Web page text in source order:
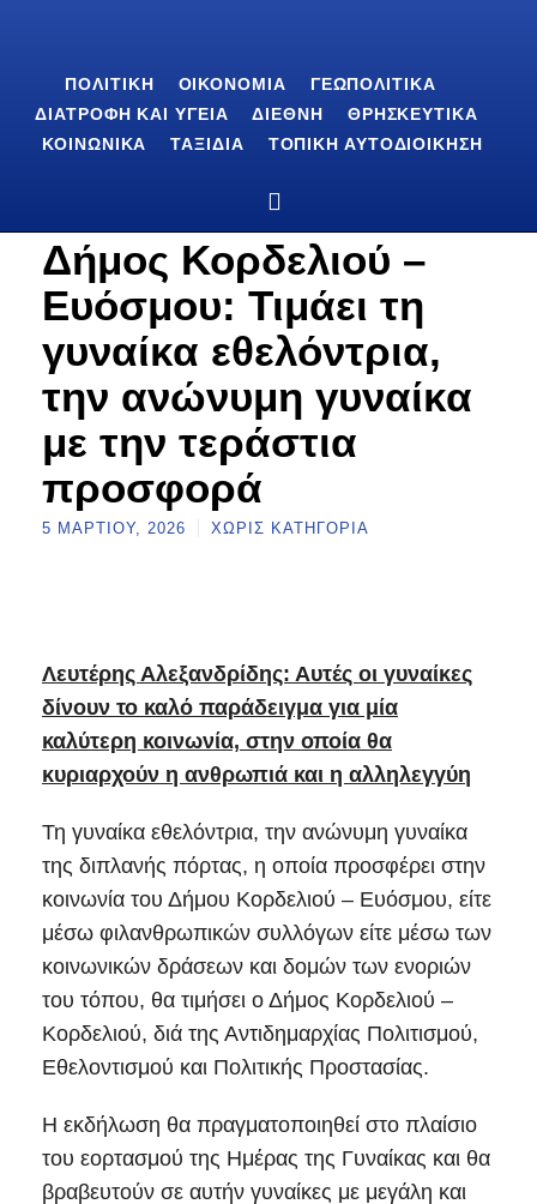
ΠΟΛΙΤΙΚΉ ΟΙΚΟΝΟΜΊΑ
ΓΕΩΠΟΛΙΤΙΚΆ
ΔΙΑΤΡΟΦΉ ΚΑΙ ΥΓΕΊΑ
ΔΙΕΘΝΉ
ΘΡΗΣΚΕΥΤΙΚΆ
ΚΟΙΝΩΝΙΚΆ
ΤΑΞΊΔΙΑ ΤΟΠΙΚΉ ΑΥΤΟΔΙΟΊΚΗΣΗ
Δήμος Κορδελιού –
Ευόσμου: Τιμάει τη
γυναίκα εθελόντρια,
την ανώνυμη γυναίκα
με την τεράστια
προσφορά
5 ΜΑΡΤΊΟΥ, 2026 ΧΩΡΊΣ ΚΑΤΗΓΟΡΊΑ
Λευτέρης Αλεξανδρίδης: Αυτές οι γυναίκες
δίνουν το καλό παράδειγμα για μία
καλύτερη κοινωνία, στην οποία θα
κυριαρχούν η ανθρωπιά και η αλληλεγγύη
Τη γυναίκα εθελόντρια, την ανώνυμη γυναίκα
της διπλανής πόρτας, η οποία προσφέρει στην
κοινωνία του Δήμου Κορδελιού – Ευόσμου, είτε
μέσω φιλανθρωπικών συλλόγων είτε μέσω των
κοινωνικών δράσεων και δομών των ενοριών
του τόπου, θα τιμήσει ο Δήμος Κορδελιού –
Κορδελιού, διά της Αντιδημαρχίας Πολιτισμού,
Εθελοντισμού και Πολιτικής Προστασίας.
Η εκδήλωση θα πραγματοποιηθεί στο πλαίσιο
του εορτασμού της Ημέρας της Γυναίκας και θα
βραβευτούν σε αυτήν γυναίκες με μεγάλη και